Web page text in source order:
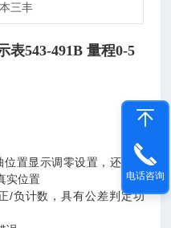
三丰
表543-491B 量程0-5
置显示调零设置，还可返
实位置
/负计数，具有公差判定功
电话咨询